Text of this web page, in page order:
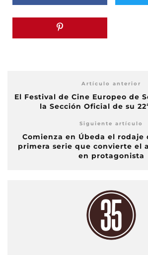
Artículo anterior
El Festival de Cine Europeo de
la Sección Oficial de su
Siguiente artículo
Comienza en Úbeda el rodaje
primera serie que convierte el
en protagonista